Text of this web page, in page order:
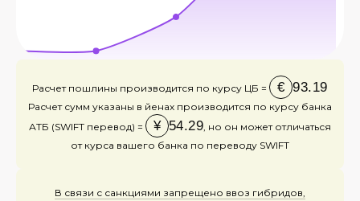
Расчет пошлины производится по курсу ЦБ = € 93.19
Расчет сумм указаны в йенах производится по курсу банка
АТБ (SWIFT перевод) =
¥ 54.29 , но он может отличаться
от курса вашего банка по переводу SWIFT
В связи с санкциями запрещено ввоз гибридов,